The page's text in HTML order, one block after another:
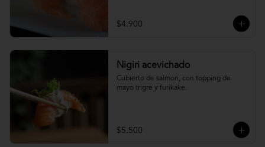
$4.900
Nigiri acevichado
Cubierto de salmon, con topping de
mayo trigre y furikake.
$5.500